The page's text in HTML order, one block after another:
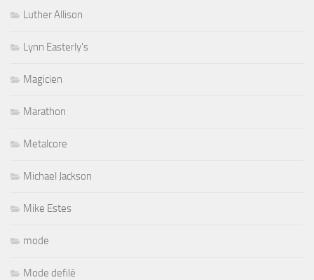
Luther Allison
Lynn Easterly's
Magicien
Marathon
Metalcore
Michael Jackson
Mike Estes
mode
Mode defilé